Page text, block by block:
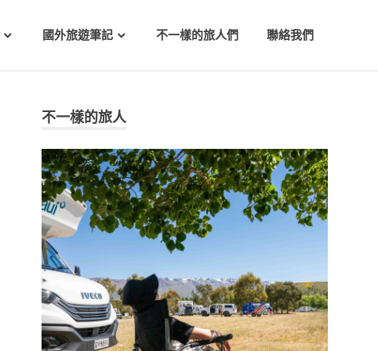
國外旅遊筆記 不一樣的旅人們 聯絡我們
不一樣的旅人